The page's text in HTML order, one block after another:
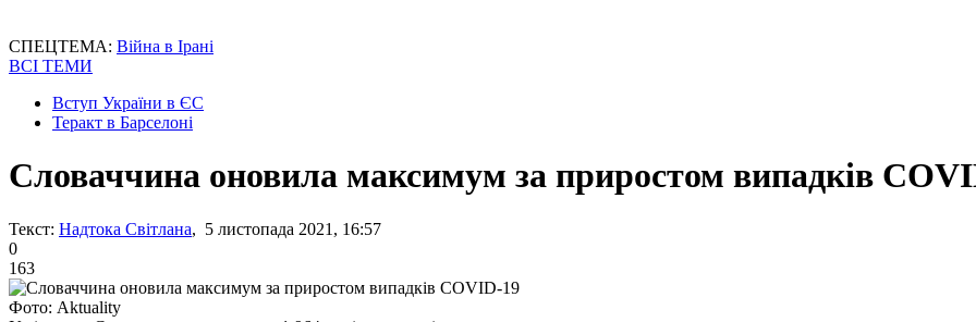
СПЕЦТЕМА: Війна в Ірані
ВСІ ТЕМИ
Вступ України в ЄС
Теракт в Барселоні
Словаччина оновила максимум за приростом випадків
Текст: Надтока Світлана, 5 листопада 2021, 16:57
0
163
Фото: Aktuality